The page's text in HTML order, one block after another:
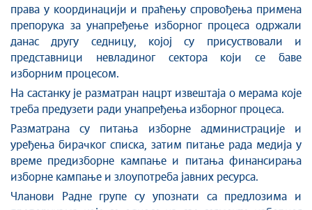
права у координацији и праћењу спровођења примена
препорука за унапређење изборног процеса одржали
данас другу седницу, којој су присуствовали и
представници невладиног сектора који се баве
изборним процесом.
На састанку је разматран нацрт извештаја о мерама које
треба предузети ради унапређења изборног процеса.
Разматрана су питања изборне администрације и
уређења бирачког списка, затим питање рада медија у
време предизборне кампање и питања финансирања
изборне кампање и злоупотреба јавних ресурса.
Чланови Радне групе су упознати са предлозима и